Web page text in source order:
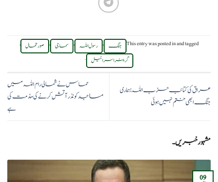
This entry was posted inand tagged جنگ , رسول اللہ , سماجی , صورتحال ,
گریٹر اسرائیل
.
عراق کی کتائب حزب اللہ: ہماری
جنگ ابھی ختم نہیں ہوئی
حماس نے شمالی رام اللہ میں
مساجد کو نذر آتش کرنے کی مذمت کی
ہے
مشہور خبریں۔
09